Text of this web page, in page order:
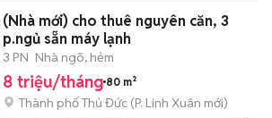
(Nhà mới) cho thuê nguyên căn, 3
p.ngủ sẵn máy lạnh
3 PN Nhà ngõ, hẻm
8 triệu/tháng 80 m²
Thành phố Thủ Đức (P. Linh Xuân mới)